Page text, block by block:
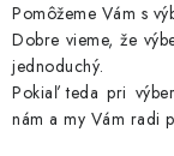
VZORKOVÉ
KONTAKT
o
v
Pomôžeme Vám s
Dobre vieme, že
jednoduchý.
Pokiaľ teda pri
nám a my Vám radi